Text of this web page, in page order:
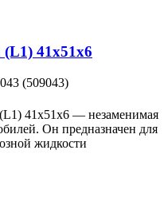
41х51х6
(509043)
41х51х6 — незаменимая
Он предназначен для
жидкости